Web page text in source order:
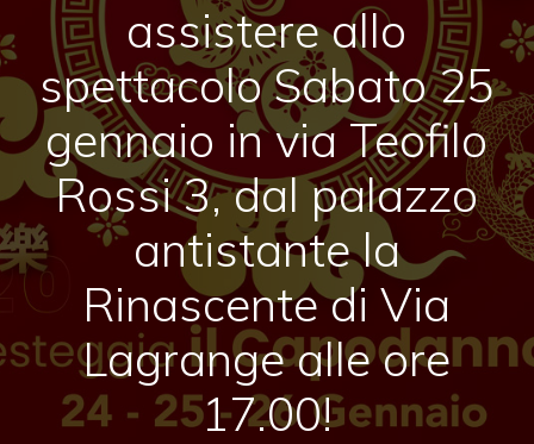
assistere allo
spettacolo Sabato 25
gennaio in via Teofilo
Rossi 3, dal palazzo
antistante la
Rinascente di Via
Lagrange alle ore
17.00!